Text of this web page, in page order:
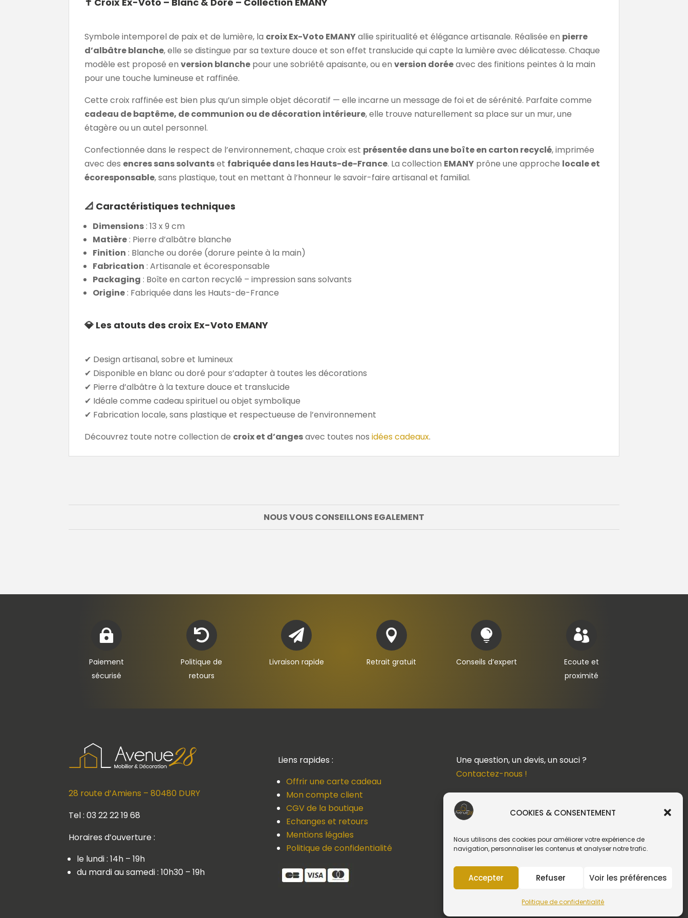
COOKIES & CONSENTEMENT
Nous utilisons des cookies pour améliorer votre expérience de
navigation, personnaliser les contenus et analyser notre trafic.
Accepter Refuser Voir les préférences
Politique de confidentialité
Symbole intemporel de paix et de lumière, la croix Ex-Voto EMANYallie spiritualité et élégance artisanale. Réalisée en pierre
d’albâtre blanche, elle se distingue par sa texture douce et son effet translucide qui capte la lumière avec délicatesse. Chaque
modèle est proposé enversion blanche pour une sobriété apaisante, ou enversion doréeavec des finitions peintes à la main
pour une touche lumineuse et raffinée.
Cette croix raffinée est bien plus qu’un simple objet décoratif — elle incarne un message de foi et de sérénité. Parfaite comme
cadeau de baptême, de communion ou de décoration intérieure, elle trouve naturellement sa place sur un mur, une
étagère ou un autel personnel.
Confectionnée dans le respect de l’environnement, chaque croix est présentée dans une boîte en carton recyclé, imprimée
avec des encres sans solvantset fabriquée dans les Hauts-de-France. La collection EMANY prône une approche locale et
écoresponsable, sans plastique, tout en mettant à l’honneur le savoir-faire artisanal et familial.
📐 Caractéristiques techniques
Dimensions: 13 x 9 cm
Matière: Pierre d’albâtre blanche
Finition : Blanche ou dorée (dorure peinte à la main)
Fabrication : Artisanale et écoresponsable
Packaging : Boîte en carton recyclé – impression sans solvants
Origine: Fabriquée dans les Hauts-de-France
💎 Les atouts des croix Ex-Voto EMANY
✔ Design artisanal, sobre et lumineux
✔ Disponible en blanc ou doré pour s’adapter à toutes les décorations
✔ Pierre d’albâtre à la texture douce et translucide
✔ Idéale comme cadeau spirituel ou objet symbolique
✔ Fabrication locale, sans plastique et respectueuse de l’environnement
Découvrez toute notre collection de croix et d’angesavec toutes nosidées cadeaux.
NOUS VOUS CONSEILLONS EGALEMENT

Paiement
sécurisé

Politique de
retours

Livraison rapide

Retrait gratuit

Conseils d’expert

Ecoute et
proximité
28 route d’Amiens – 80480 DURY
Tel : 03 22 22 19 68
Horaires d’ouverture :
le lundi : 14h – 19h
du mardi au samedi : 10h30 – 19h
Liens rapides :
Offrir une carte cadeau
Mon compte client
CGV de la boutique
Echanges et retours
Mentions légales
Politique de confidentialité
Une question, un devis, un souci ?
Contactez-nous !
Suivez-nous
Création du site web :